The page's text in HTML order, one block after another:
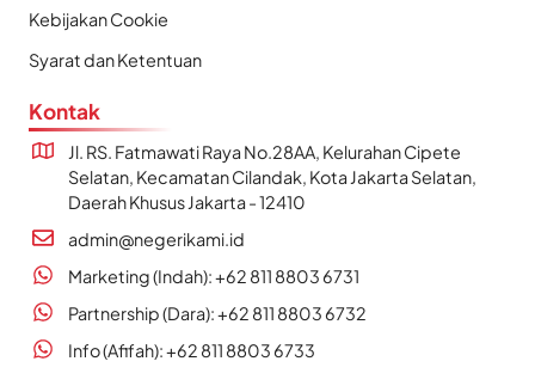
Kebijakan Cookie
Syarat dan Ketentuan
Kontak
Jl. RS. Fatmawati Raya No.28AA, Kelurahan Cipete
Selatan, Kecamatan Cilandak, Kota Jakarta Selatan,
Daerah Khusus Jakarta - 12410
admin@negerikami.id
Marketing (Indah): +62 811 8803 6731
Partnership (Dara): +62 811 8803 6732
Info (Afifah): +62 811 8803 6733